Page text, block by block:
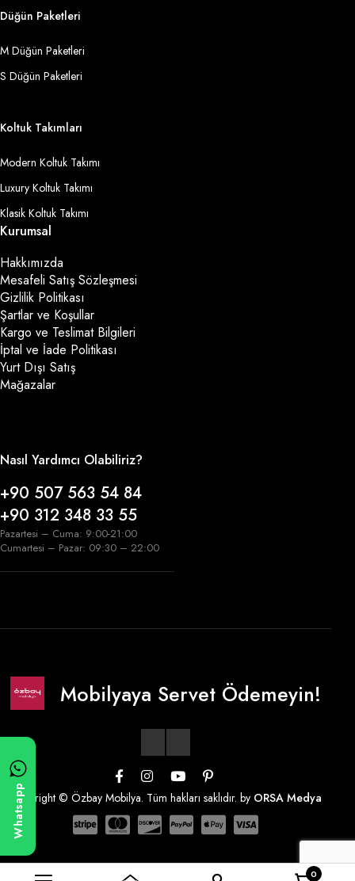
0
Düğün Paketleri
M Düğün Paketleri
S Düğün Paketleri
Koltuk Takımları
Modern Koltuk Takımı
Luxury Koltuk Takımı
Klasik Koltuk Takımı
Kurumsal
Hakkımızda
Mesafeli Satış Sözleşmesi
Gizlilik Politikası
Şartlar ve Koşullar
Kargo ve Teslimat Bilgileri
İptal ve İade Politikası
Yurt Dışı Satış
Mağazalar
Nasıl Yardımcı Olabiliriz?
+90 507 563 54 84
+90 312 348 33 55
Pazartesi – Cuma: 9:00-21:00
Cumartesi – Pazar: 09:30 – 22:00
Mobilyaya Servet Ödemeyin!
Copyright © Özbay Mobilya. Tüm hakları saklıdır. by ORSA Medya
Whatsapp